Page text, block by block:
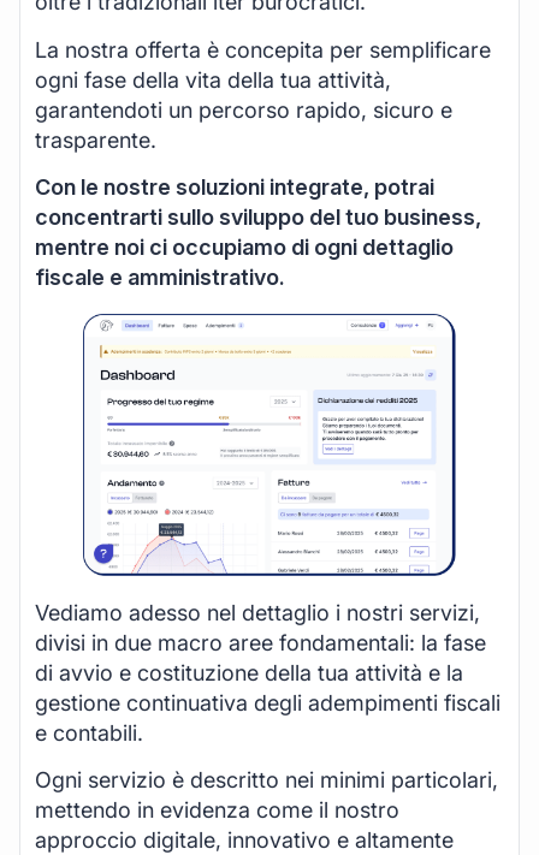
La nostra offerta è concepita per semplificare
ogni fase della vita della tua attività,
garantendoti un percorso rapido, sicuro e
trasparente.
Con le nostre soluzioni integrate, potrai
concentrarti sullo sviluppo del tuo business,
mentre noi ci occupiamo di ogni dettaglio
fiscale e amministrativo.
Vediamo adesso nel dettaglio i nostri servizi,
divisi in due macro aree fondamentali: la fase
di avvio e costituzione della tua attività e la
gestione continuativa degli adempimenti fiscali
e contabili.
Ogni servizio è descritto nei minimi particolari,
mettendo in evidenza come il nostro
approccio digitale, innovativo e altamente